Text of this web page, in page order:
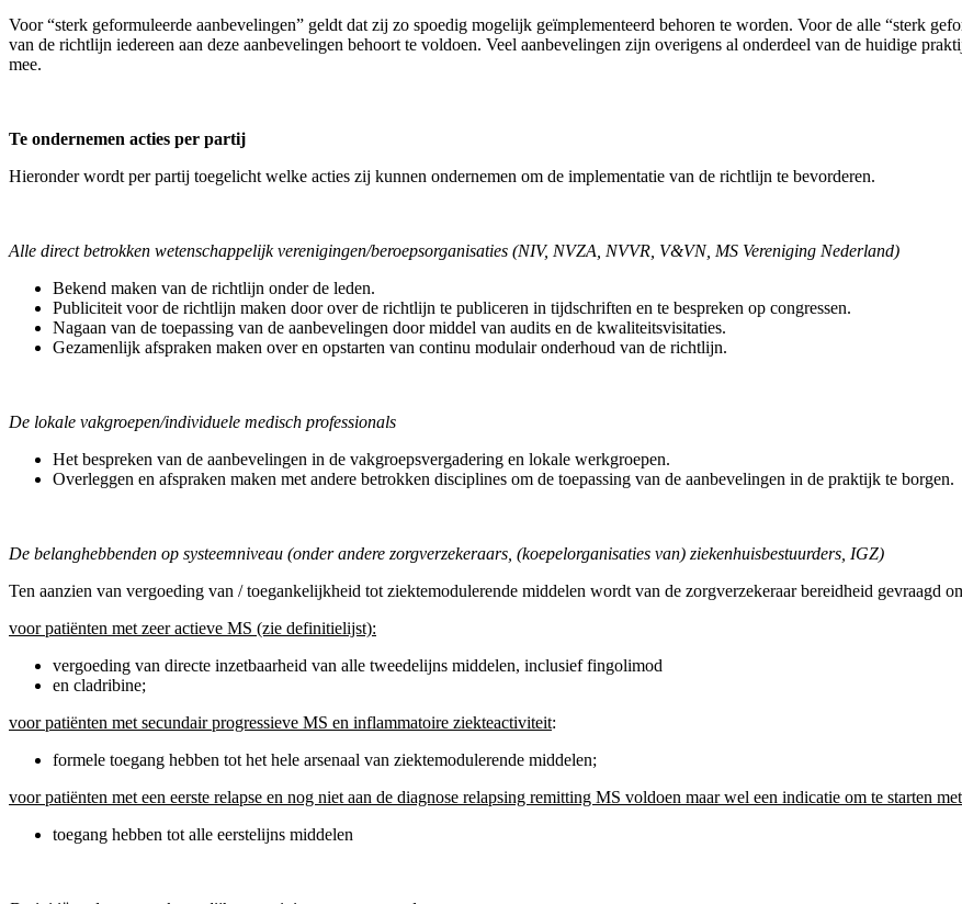
Voor “sterk geformuleerde aanbevelingen” geldt dat zij zo spoedig mogelijk geïmplementeerd behoren te worden. Voor de alle “sterk
van de richtlijn iedereen aan deze aanbevelingen behoort te voldoen. Veel aanbevelingen zijn overigens al onderdeel van de huidige
mee.
Te ondernemen acties per partij
Hieronder wordt per partij toegelicht welke acties zij kunnen ondernemen om de implementatie van de richtlijn te bevorderen.
Alle direct betrokken wetenschappelijk verenigingen/beroepsorganisaties (NIV, NVZA, NVVR, V&VN, MS Vereniging Nederland)
Bekend maken van de richtlijn onder de leden.
Publiciteit voor de richtlijn maken door over de richtlijn te publiceren in tijdschriften en te bespreken op congressen.
Nagaan van de toepassing van de aanbevelingen door middel van audits en de kwaliteitsvisitaties.
Gezamenlijk afspraken maken over en opstarten van continu modulair onderhoud van de richtlijn.
De lokale vakgroepen/individuele medisch professionals
Het bespreken van de aanbevelingen in de vakgroepsvergadering en lokale werkgroepen.
Overleggen en afspraken maken met andere betrokken disciplines om de toepassing van de aanbevelingen in de praktijk te borgen.
De belanghebbenden op systeemniveau (onder andere zorgverzekeraars, (koepelorganisaties van) ziekenhuisbestuurders, IGZ)
Ten aanzien van vergoeding van / toegankelijkheid tot ziektemodulerende middelen wordt van de zorgverzekeraar bereidheid gevraagd
voor patiënten met zeer actieve MS (zie definitielijst):
vergoeding van directe inzetbaarheid van alle tweedelijns middelen, inclusief fingolimod
en cladribine;
voor patiënten met secundair progressieve MS en inflammatoire ziekteactiviteit:
formele toegang hebben tot het hele arsenaal van ziektemodulerende middelen;
voor patiënten met een eerste relapse en nog niet aan de diagnose relapsing remitting MS voldoen maar wel een indicatie om te starten
toegang hebben tot alle eerstelijns middelen